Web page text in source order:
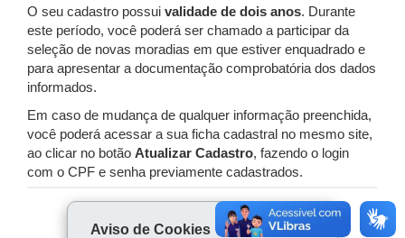
O seu cadastro possui validade de dois anos. Durante
este período, você poderá ser chamado a participar da
seleção de novas moradias em que estiver enquadrado e
para apresentar a documentação comprobatória dos dados
informados.
Em caso de mudança de qualquer informação preenchida,
você poderá acessar a sua ficha cadastral no mesmo site,
ao clicar no botão Atualizar Cadastro, fazendo o login
com o CPF e senha previamente cadastrados.
COMPARTILHE:
Aviso de Cookies